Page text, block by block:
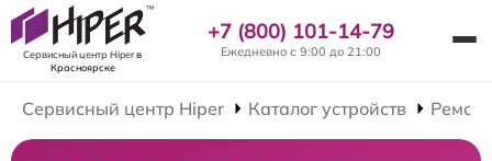
Сервисный центр Hiperв
Красноярске
+7 (800) 101-14-79
Ежедневно с 9:00 до 21:00
Сервисный центр Hiper Каталог устройств